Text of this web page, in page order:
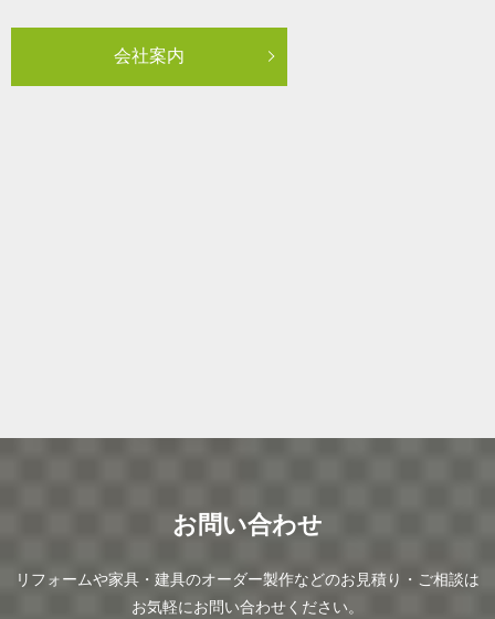
会社案内
お問い合わせ
リフォームや家具・建具のオーダー製作などのお見積り・ご相談は
お気軽にお問い合わせください。